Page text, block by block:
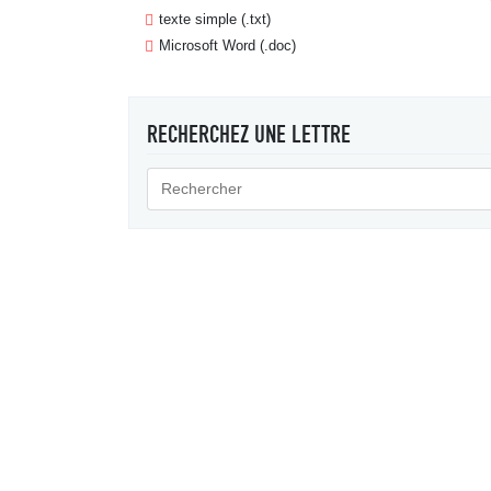
texte simple (.txt)
Microsoft Word (.doc)
RECHERCHEZ UNE LETTRE